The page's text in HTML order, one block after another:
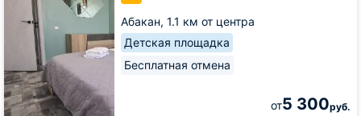
Абакан, 1.1 км от центра
Детская площадка
Бесплатная отмена
от5 300руб.